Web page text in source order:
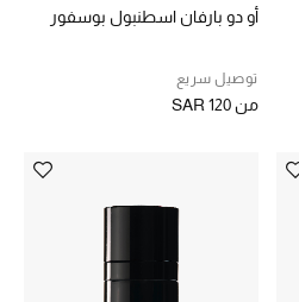
أو دو بارفان اسطنبول بوسفور
توصيل سريع
من SAR 120